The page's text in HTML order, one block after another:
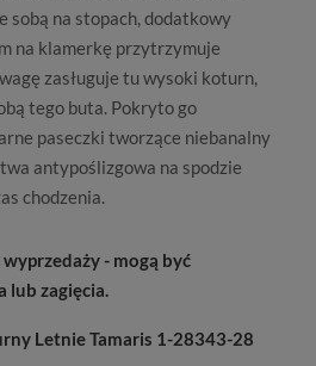
sobą na stopach, dodatkowy
na klamerkę przytrzymuje
zasługuje tu wysoki koturn,
tego buta. Pokryto go
paseczki tworzące niebanalny
antypoślizgowa na spodzie
chodzenia.
- mogą być
lub zagięcia.
Letnie Tamaris 1-28343-28